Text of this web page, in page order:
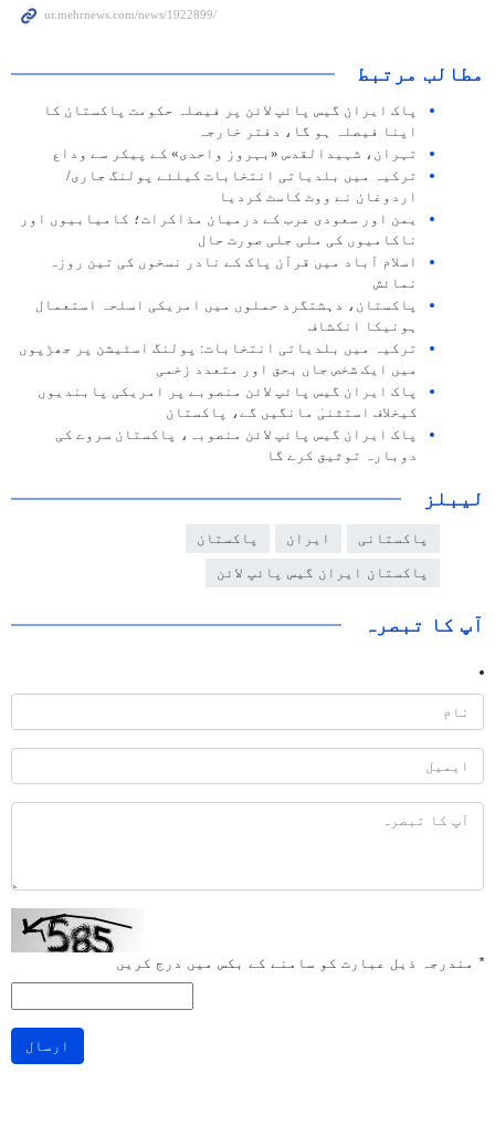
مطالب مرتبط
پاک ایران گیس پائپ لائن پر فیصلہ حکومت پاکستان کا
اپنا فیصلہ ہو گا، دفتر خارجہ
تہران، شہیدالقدس «بہروز واحدی» کے پیکر سے وداع
ترکیہ میں بلدیاتی انتخابات کیلئے پولنگ جاری/
اردوغان نے ووٹ کاسٹ کردیا
یمن اور سعودی عرب کے درمیان مذاکرات؛ کامیابیوں اور
ناکامیوں کی ملی جلی صورت حال
اسلام آباد میں قرآن پاک کے نادر نسخوں کی تین روزہ
نمائش
پاکستان، دہشتگرد حملوں میں امریکی اسلحہ استعمال
ہونیکا انکشاف
ترکیہ میں بلدیاتی انتخابات: پولنگ اسٹیشن پر جھڑپوں
میں ایک شخص جاں بحق اور متعدد زخمی
پاک ایران گیس پائپ لائن منصوبے پر امریکی پابندیوں
کیخلاف استثنیٰ مانگیں گے، پاکستان
پاک ایران گیس پائپ لائن منصوبہ، پاکستان سروے کی
دوبارہ توثیق کرے گا
لیبلز
پاکستانی ایران پاکستان
پاکستان ایران گیس پائپ لائن
آپ کا تبصرہ
* مندرجہ ذیل عبارت کو سامنے کے بکس میں درج کریں
ارسال